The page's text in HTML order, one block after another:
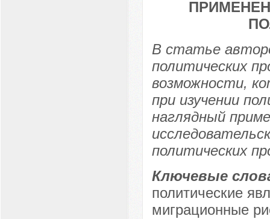
В статье
политических
возможности,
при изучении
наглядный
политических
Ключевые
политические
миграционные